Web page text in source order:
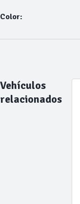
Color:
Vehículos
relacionados